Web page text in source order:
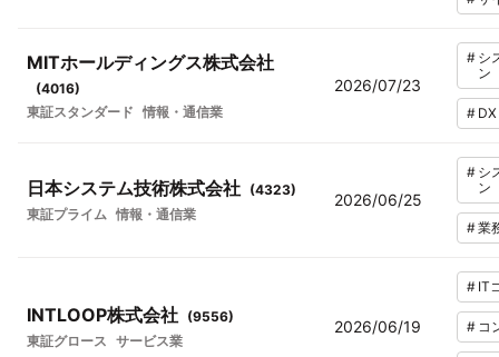
MITホールディングス株式会社
(4016)
東証スタンダード 情報・通信業
2026/07/23
# シ
ン
# DX
日本システム技術株式会社 (4323)
東証プライム 情報・通信業
2026/06/25
# シ
ン
#業
INTLOOP株式会社 (9556)
東証グロース サービス業
2026/06/19
# IT
# コ